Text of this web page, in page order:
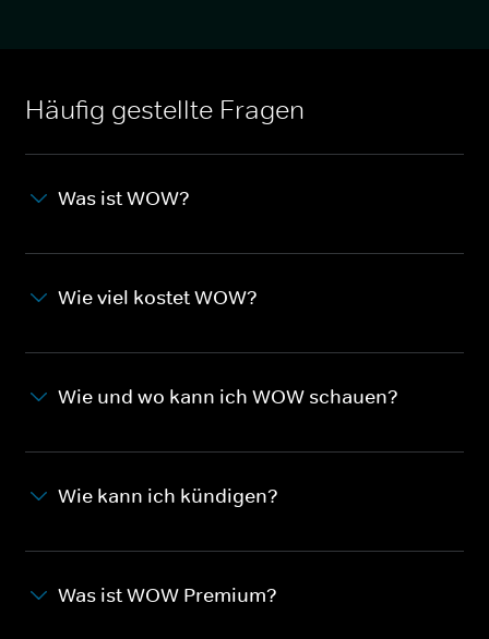
Häufig gestellte Fragen
Was ist WOW?
Wie viel kostet WOW?
Wie und wo kann ich WOW schauen?
Wie kann ich kündigen?
Was ist WOW Premium?